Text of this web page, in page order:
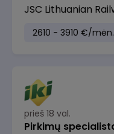
JSC Lithuanian
2610 - 3910 €/mėn.
prieš 18 val.
Pirkimų